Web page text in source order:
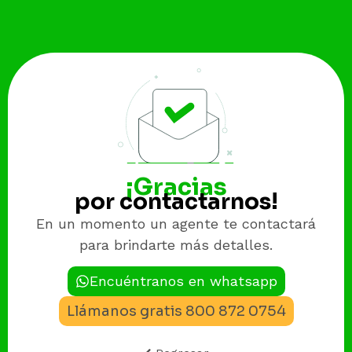
¡Gracias
por contactarnos!
En un momento un agente te contactará
para brindarte más detalles.
Encuéntranos en whatsapp
Llámanos gratis 800 872 0754